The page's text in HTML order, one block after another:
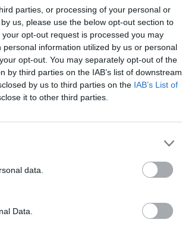
parties, or processing of your personal or
us, please use the below opt-out section to
opt-out request is processed you may
information utilized by us or personal
opt-out. You may separately opt-out of the
third parties on the IAB’s list of downstream
by us to third parties on the IAB’s List of
it to other third parties.
data.
Data.
πρώτη φορά το ΟΚ!
Παγκράτι